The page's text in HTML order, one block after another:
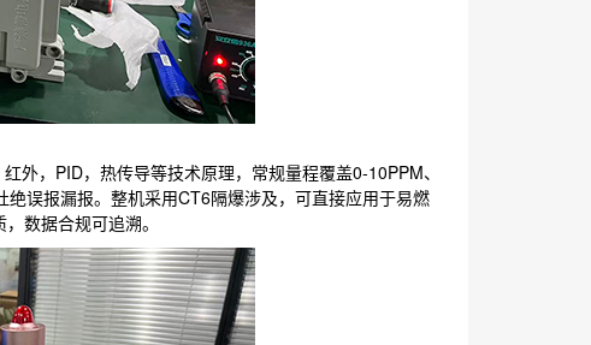
外，PID，热传导等技术原理，常规量程覆盖0-10PPM、
误报漏报。整机采用CT6隔爆涉及，可直接应用于易燃
数据合规可追溯。